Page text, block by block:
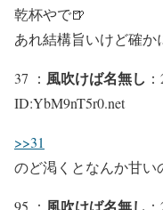
乾杯やで🍺
あれ結構旨いけど確か
37 ： 風吹けば名無し
ID:YbM9nT5r0.net
>>31
のど渇くとなんか甘
95 ：